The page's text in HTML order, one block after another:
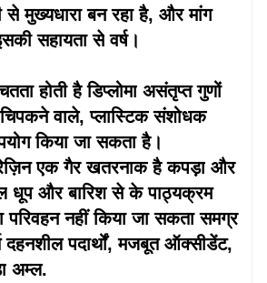
से मुख्यधारा बन रहा है, और मांग
सहायता से वर्ष।
होती हैडिप्लोमा असंतृप्त गुणों
वाले, प्लास्टिक संशोधक
किया जा सकता है।
एक गैर खतरनाक हैकपड़ा और
धूप और बारिश सेके पाठ्यक्रम
परिवहन नहीं किया जा सकतासमग्र
दहनशील पदार्थों, मजबूत ऑक्सीडेंट,
अम्ल.